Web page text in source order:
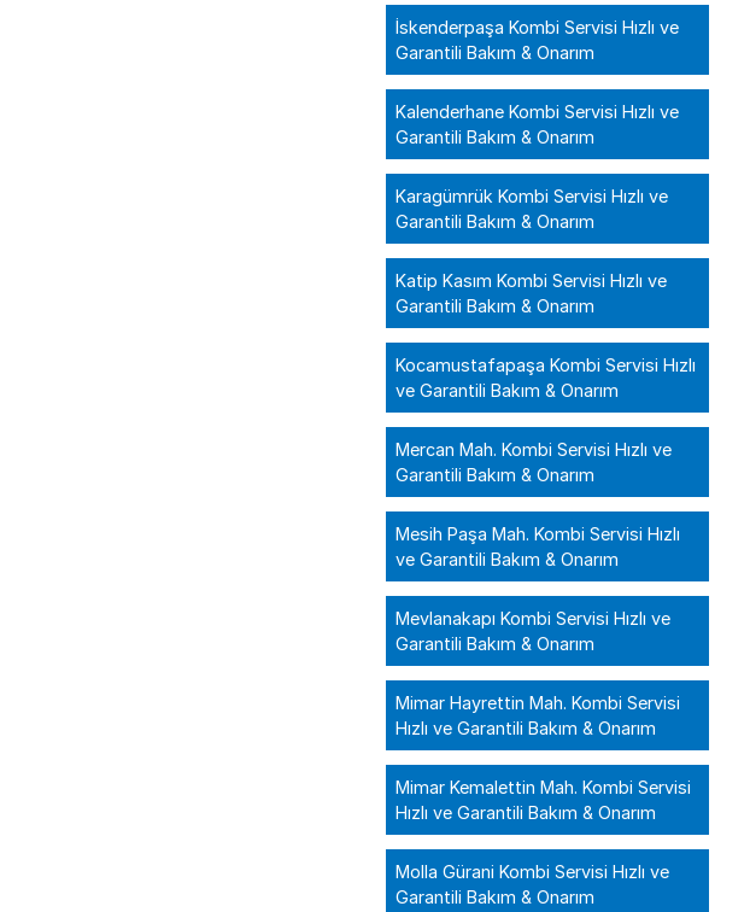
İskenderpaşa Kombi Servisi Hızlı ve
Garantili Bakım & Onarım
Kalenderhane Kombi Servisi Hızlı ve
Garantili Bakım & Onarım
Karagümrük Kombi Servisi Hızlı ve
Garantili Bakım & Onarım
Katip Kasım Kombi Servisi Hızlı ve
Garantili Bakım & Onarım
Kocamustafapaşa Kombi Servisi Hızlı
ve Garantili Bakım & Onarım
Mercan Mah. Kombi Servisi Hızlı ve
Garantili Bakım & Onarım
Mesih Paşa Mah. Kombi Servisi Hızlı
ve Garantili Bakım & Onarım
Mevlanakapı Kombi Servisi Hızlı ve
Garantili Bakım & Onarım
Mimar Hayrettin Mah. Kombi Servisi
Hızlı ve Garantili Bakım & Onarım
Mimar Kemalettin Mah. Kombi Servisi
Hızlı ve Garantili Bakım & Onarım
Molla Gürani Kombi Servisi Hızlı ve
Garantili Bakım & Onarım